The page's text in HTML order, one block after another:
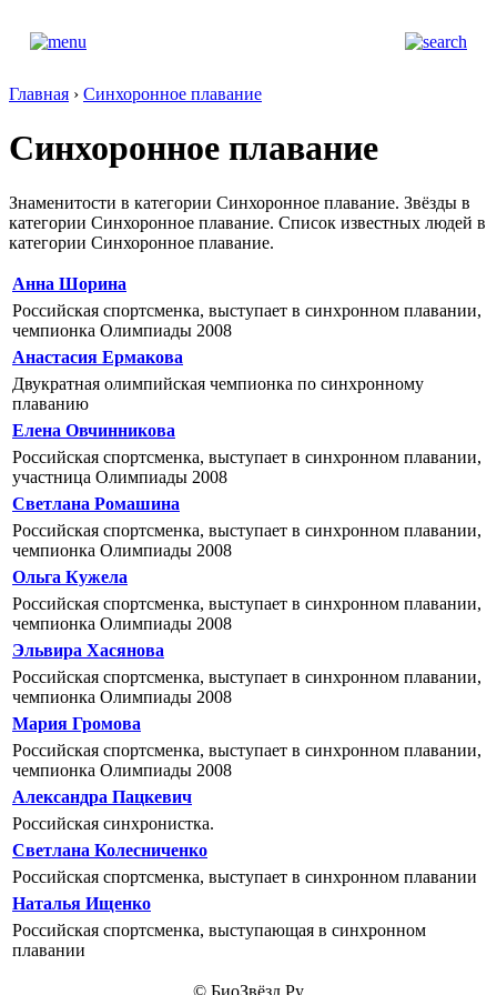
Главная › Синхоронное плавание
Синхоронное плавание
Знаменитости в категории Синхоронное плавание. Звёзды в
категории Синхоронное плавание. Список известных людей в
категории Синхоронное плавание.
Анна Шорина
Российская спортсменка, выступает в синхронном плавании,
чемпионка Олимпиады 2008
Анастасия Ермакова
Двукратная олимпийская чемпионка по синхронному
плаванию
Елена Овчинникова
Российская спортсменка, выступает в синхронном плавании,
участница Олимпиады 2008
Светлана Ромашина
Российская спортсменка, выступает в синхронном плавании,
чемпионка Олимпиады 2008
Ольга Кужела
Российская спортсменка, выступает в синхронном плавании,
чемпионка Олимпиады 2008
Эльвира Хасянова
Российская спортсменка, выступает в синхронном плавании,
чемпионка Олимпиады 2008
Мария Громова
Российская спортсменка, выступает в синхронном плавании,
чемпионка Олимпиады 2008
Александра Пацкевич
Российская синхронистка.
Светлана Колесниченко
Российская спортсменка, выступает в синхронном плавании
Наталья Ищенко
Российская спортсменка, выступающая в синхронном
плавании
© БиоЗвёзд.Ру